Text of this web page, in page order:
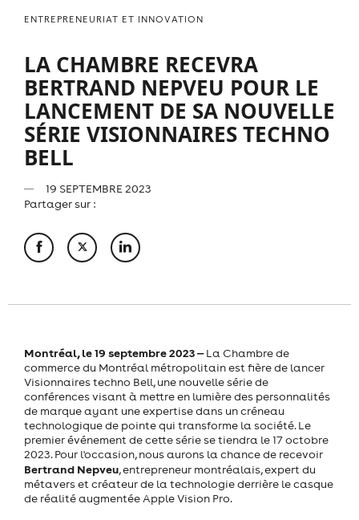
ENTREPRENEURIAT ET INNOVATION
LA CHAMBRE RECEVRA
BERTRAND NEPVEU POUR LE
LANCEMENT DE SA NOUVELLE
SÉRIE VISIONNAIRES TECHNO
BELL
19 SEPTEMBRE 2023
Partager sur :
Montréal, le 19 septembre 2023 ‒La Chambre de
commerce du Montréal métropolitain est fière de lancer
Visionnaires techno Bell, une nouvelle série de
conférences visant à mettre en lumière des personnalités
de marque ayant une expertise dans un créneau
technologique de pointe qui transforme la société. Le
premier événement de cette série se tiendra le 17 octobre
2023. Pour l'occasion, nous aurons la chance de recevoir
Bertrand Nepveu, entrepreneur montréalais, expert du
métavers et créateur de la technologie derrière le casque
de réalité augmentée Apple Vision Pro.